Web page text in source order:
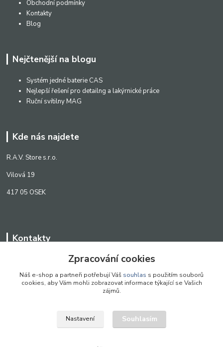
Obchodní podmínky
Kontakty
Blog
Nejčtenější na blogu
Systém jedné baterie CAS
Nejlepší řešení pro detailng a lakýrnické práce
Ruční svítilny MAG
Kde nás najdete
R.A.V. Store s.r.o.
Vilová 19
417 05 OSEK
Kontakty
+420 776 242 909
Zpracování cookies
Náš e-shop a partneři potřebují Váš souhlas s použitím souborů
cookies, aby Vám mohli zobrazovat informace týkající se Vašich
zájmů.
Nastavení Souhlasím